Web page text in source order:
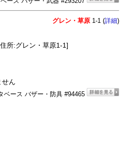
グレン・草原 1-1 (詳細)
所:グレン・草原1-1]
せん
ベース バザー・防具 #94465